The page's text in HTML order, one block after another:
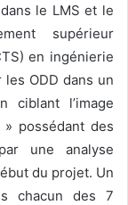
le LMS et le
supérieur
en ingénierie
ODD dans un
ciblant l’image
possédant des
une analyse
du projet. Un
chacun des 7